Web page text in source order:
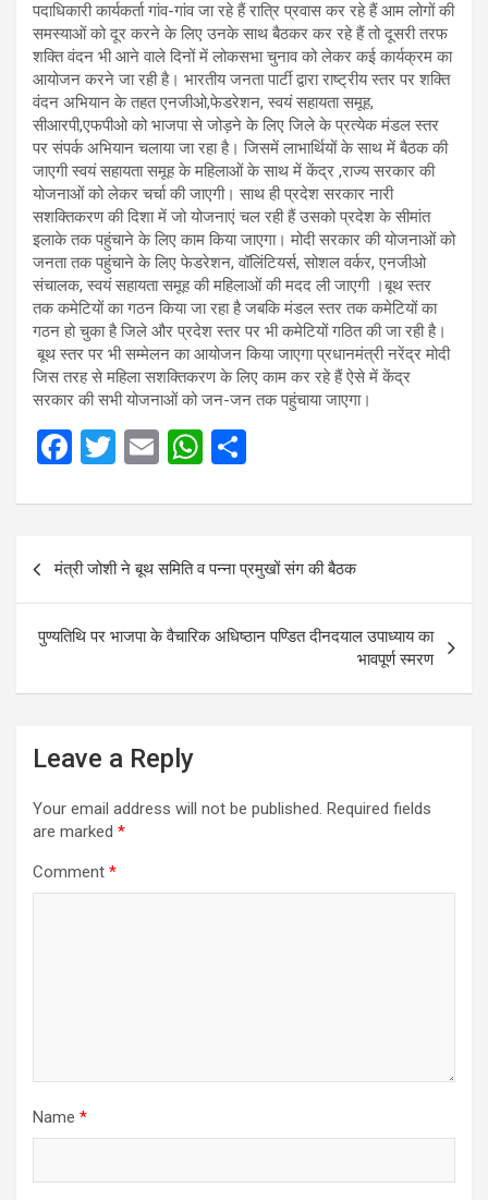
पदाधिकारी कार्यकर्ता गांव-गांव जा रहे हैं रात्रि प्रवास कर रहे हैं आम लोगों की
समस्याओं को दूर करने के लिए उनके साथ बैठकर कर रहे हैं तो दूसरी तरफ
शक्ति वंदन भी आने वाले दिनों में लोकसभा चुनाव को लेकर कई कार्यक्रम का
आयोजन करने जा रही है। भारतीय जनता पार्टी द्वारा राष्ट्रीय स्तर पर शक्ति
वंदन अभियान के तहत एनजीओ,फेडरेशन, स्वयं सहायता समूह,
सीआरपी,एफपीओ को भाजपा से जोड़ने के लिए जिले के प्रत्येक मंडल स्तर
पर संपर्क अभियान चलाया जा रहा है। जिसमें लाभार्थियों के साथ में बैठक की
जाएगी स्वयं सहायता समूह के महिलाओं के साथ में केंद्र ,राज्य सरकार की
योजनाओं को लेकर चर्चा की जाएगी। साथ ही प्रदेश सरकार नारी
सशक्तिकरण की दिशा में जो योजनाएं चल रही हैं उसको प्रदेश के सीमांत
इलाके तक पहुंचाने के लिए काम किया जाएगा। मोदी सरकार की योजनाओं को
जनता तक पहुंचाने के लिए फेडरेशन, वॉलिंटियर्स, सोशल वर्कर, एनजीओ
संचालक, स्वयं सहायता समूह की महिलाओं की मदद ली जाएगी ।बूथ स्तर
तक कमेटियों का गठन किया जा रहा है जबकि मंडल स्तर तक कमेटियों का
गठन हो चुका है जिले और प्रदेश स्तर पर भी कमेटियों गठित की जा रही है।
बूथ स्तर पर भी सम्मेलन का आयोजन किया जाएगा प्रधानमंत्री नरेंद्र मोदी
जिस तरह से महिला सशक्तिकरण के लिए काम कर रहे हैं ऐसे में केंद्र
सरकार की सभी योजनाओं को जन-जन तक पहुंचाया जाएगा।
F
ce
b
o
o
k
T
tt
er
E
ail
W
at
A
p
p
ar
Post
navigation
मंत्री जोशी ने बूथ समिति व पन्ना प्रमुखों संग की बैठक
पुण्यतिथि पर भाजपा के वैचारिक अधिष्ठान पण्डित दीनदयाल उपाध्याय का
भावपूर्ण स्मरण
Leave a Reply
Your email address will not be published. Required fields
are marked *
Comment *
Name *